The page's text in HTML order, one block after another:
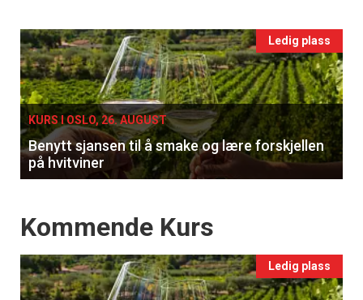
Events
single
Ledig plass
KURS I OSLO, 26. AUGUST
Benytt sjansen til å smake og lære forskjellen
på hvitviner
Events
Kommende Kurs
Ledig plass